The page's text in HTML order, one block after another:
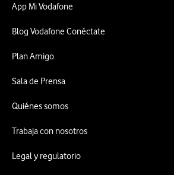
App Mi Vodafone
Blog Vodafone Conéctate
Plan Amigo
Sala de Prensa
Quiénes somos
Trabaja con nosotros
Legal y regulatorio